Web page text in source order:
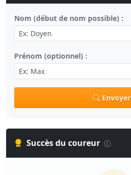
Nom (début de nom possible) :
Prénom (optionnel) :
Succès du coureur